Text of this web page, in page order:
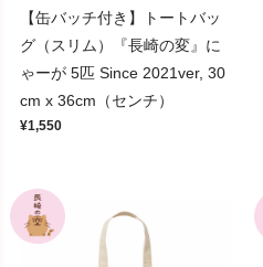
【缶バッチ付き】トートバッ
グ（スリム）『長崎の変』に
ゃーが 5匹 Since 2021ver, 30
cm x 36cm（センチ）
¥1,550